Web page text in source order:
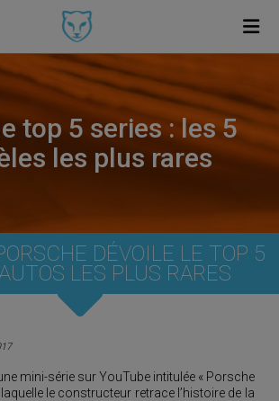
top 5 series : les 5
les plus rares
DÉVOILE LE TOP 5
LES PLUS RARES
mini-série sur YouTube intitulée « Porsche
le constructeur retrace l’histoire de la